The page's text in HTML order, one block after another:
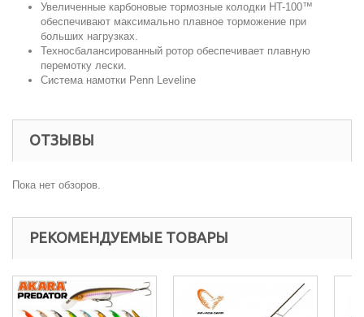
Увеличенные карбоновые тормозные колодки HT-100™
обеспечивают максимально плавное торможение при
больших нагрузках.
Техносбалансированный ротор обеспечивает плавную
перемотку лески.
Система намотки Penn Leveline
ОТЗЫВЫ
Пока нет обзоров.
РЕКОМЕНДУЕМЫЕ ТОВАРЫ